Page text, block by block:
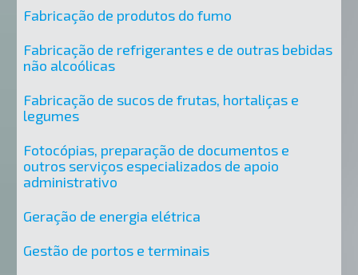
Fabricação de produtos do fumo
Fabricação de refrigerantes e de outras bebidas
não alcoólicas
Fabricação de sucos de frutas, hortaliças e
legumes
Fotocópias, preparação de documentos e
outros serviços especializados de apoio
administrativo
Geração de energia elétrica
Gestão de portos e terminais